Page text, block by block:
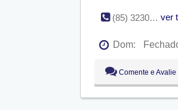
(85) 3230-9900 ver
Dom:
Seg:
Ter:
09:00 -
Qua:
09:00 -
Qui:
09:00 -
Comente e Avalie